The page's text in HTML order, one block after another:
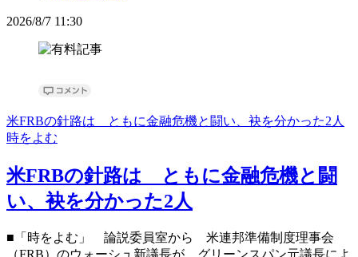
2026/8/7 11:30
米FRBの針路は ともに金融危機と闘い、袂を分かった2人
時をよむ
米FRBの針路は ともに金融危機と闘
い、袂を分かった2人
■「時をよむ」 論説委員室から 米連邦準備制度理事会
（FRB）のウォーシュ新議長が、グリーンスパン元議長によ